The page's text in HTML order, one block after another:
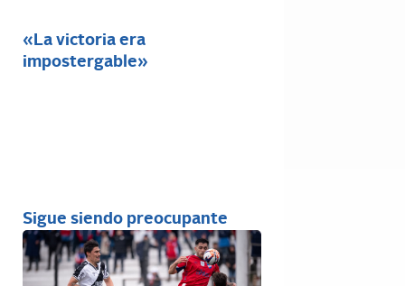
«La victoria era
impostergable»
Sigue siendo preocupante